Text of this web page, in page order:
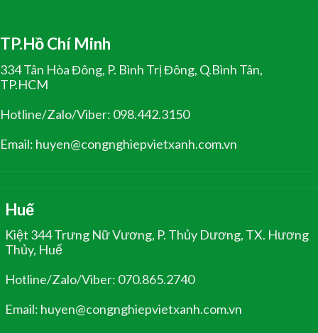
TP.Hồ Chí Minh
334 Tân Hòa Đông, P. Bình Trị Đông, Q.Bình Tân,
TP.HCM
Hotline/Zalo/Viber: 098.442.3150
Email: huyen@congnghiepvietxanh.com.vn
Huế
Kiệt 344 Trưng Nữ Vương, P. Thủy Dương, TX. Hương
Thủy, Huế
Hotline/Zalo/Viber: 070.865.2740
Email: huyen@congnghiepvietxanh.com.vn